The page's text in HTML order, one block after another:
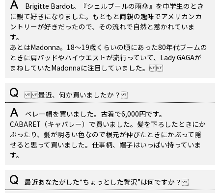
Brigitte Bardot。『シェルブールの雨傘』を中学生のとき
に観て好きになりました。もともと両親の趣味でアメリカンカ
ントリーが好きだったので、その流れで自然と惹かれていま
す。
あとはMadonna。18〜19歳くらいの頃にあった80年代ブームの
ときに肩パッドやハイウエストが流行っていて、Lady GAGAが
まねしていたMadonnaに注目していました。
最近、何か買いましたか？
ベレー帽を買いました。古着で6,000円です。
CABARET（キャバレー）で買いました。髪を下ろしたときにか
ぶったり、髪が明るい色なので根元が伸びたときにかぶって隠
せると思って買いました。仕事柄、帽子はいっぱい持っていま
す。
最近あなたがした“ちょっとした贅沢”は何ですか？